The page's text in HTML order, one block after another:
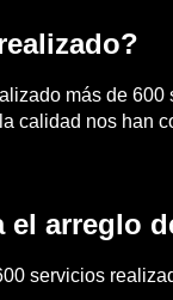
más de
calidad nos han
el arreglo
servicios